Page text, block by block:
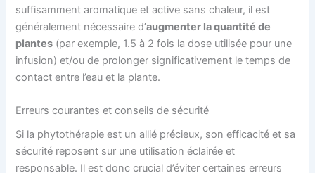
suffisamment aromatique et active sans chaleur, il est
généralement nécessaire d’augmenter la quantité de
plantes (par exemple, 1.5 à 2 fois la dose utilisée pour une
infusion) et/ou de prolonger significativement le temps de
contact entre l’eau et la plante.
Erreurs courantes et conseils de sécurité
Si la phytothérapie est un allié précieux, son efficacité et sa
sécurité reposent sur une utilisation éclairée et
responsable. Il est donc crucial d’éviter certaines erreurs